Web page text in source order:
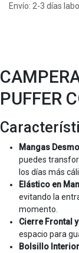
Envío: 2-3 días
PUFFER
Mangas
puedes
los días más
Elástico en
evitando la
momento.
Cierre Frontal
espacio para
Bolsillo